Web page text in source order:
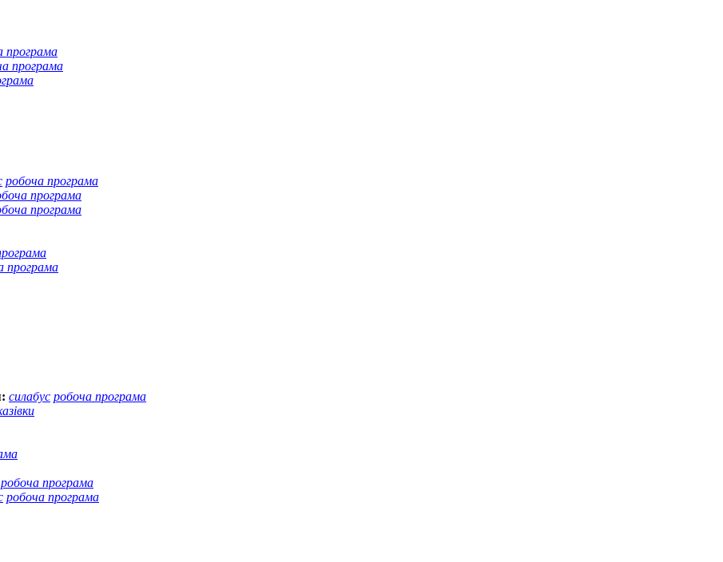
програма
програма
робоча програма
програма
програма
програма
силабус робоча програма
робоча програма
робоча програма